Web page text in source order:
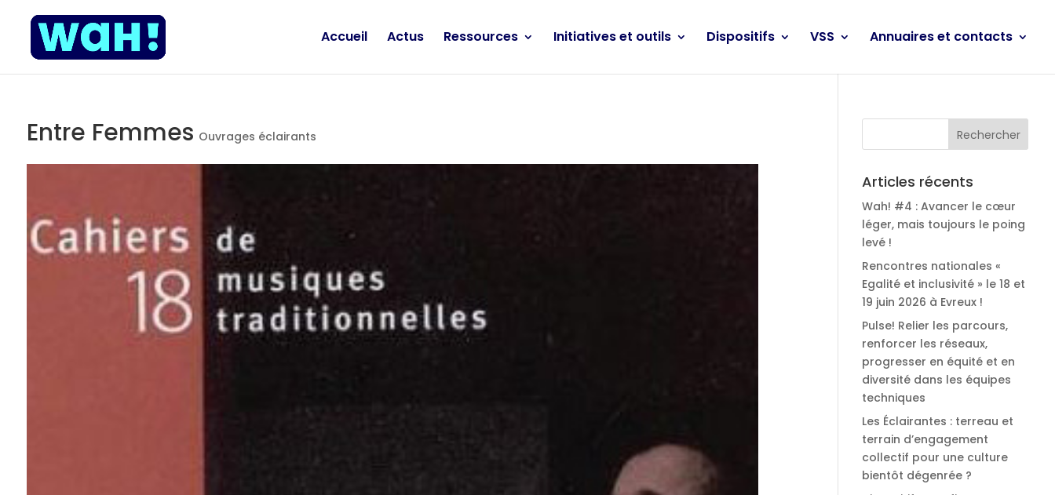
Accueil Actus Ressources Initiatives et outils Dispositifs VSS Annuaires et contacts
Entre Femmes Ouvrages éclairants
Articles récents
Wah! #4 : Avancer le cœur
léger, mais toujours le poing
levé !
Rencontres nationales «
Egalité et inclusivité » le 18 et
19 juin 2026 à Evreux !
Pulse! Relier les parcours,
renforcer les réseaux,
progresser en équité et en
diversité dans les équipes
techniques
Les Éclairantes : terreau et
terrain d’engagement
collectif pour une culture
bientôt dégenrée ?